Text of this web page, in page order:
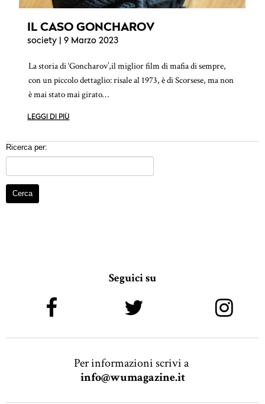
IL CASO GONCHAROV
society | 9 Marzo 2023
La storia di ‘Goncharov’,il miglior film di mafia di sempre,
con un piccolo dettaglio: risale al 1973, è di Scorsese, ma non
è mai stato mai girato…
LEGGI DI PIÙ
Ricerca per:
Seguici su
Per informazioni scrivi a
info@wumagazine.it